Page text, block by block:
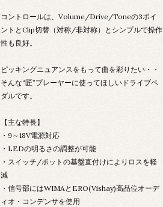
コントロールは、Volume/Drive/Toneの3ポイ
ントとClip切替（対称/非対称）とシンプルで操作
性も良好。
ピッキングニュアンスをもって曲を彩りたい・・
そんな“匠”プレーヤーに使ってほしいドライブペ
ダルです。
【主な特長】
・9～18V電源対応
・LEDの明るさの調整が可能
・スイッチ/ポットの基盤直付けによりロスを軽
減
・信号部にはWIMAとERO(Vishay)高品位オーデ
ィオ・コンデンサを使用